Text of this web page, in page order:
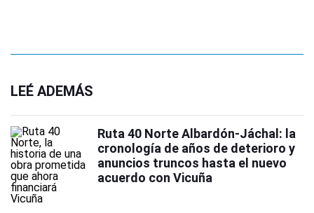
LEÉ ADEMÁS
Ruta 40 Norte Albardón-Jáchal: la
cronología de años de deterioro y
anuncios truncos hasta el nuevo
acuerdo con Vicuña